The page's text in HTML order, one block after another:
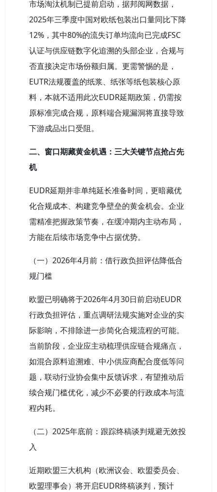
市场淘汰机制已提前启动，据邦阅网数据，
2025年三季度中国对欧纸包装出口量同比下降
12%，其中80%的流失订单均流向已完成FSC
认证与供应链数字化追溯的头部企业，合规与
否直接决定市场份额归属。更需警惕的是，
EUTR法规覆盖的纸浆、纸张等纸包装核心原
料，本就不适用此次EUDR延期政策，仍需按
原标准完成合规，原料端合规漏洞将直接导致
下游成品出口受阻。
二、窗口期藏黄金机遇：三大关键节点抢占先
机
EUDR延期并非单纯延长准备时间，更暗藏优
化合规成本、构建竞争壁垒的黄金机会。企业
需精准把握政策节奏，在缓冲期内主动布局，
方能在后续市场竞争中占据优势。
（一）2026年4月前：借行政负担评估降低合
规门槛
欧盟已明确将于2026年4月30日前启动EUDR
行政负担评估，重点调研法规实施对企业的实
际影响，不排除进一步简化合规流程的可能。
当前阶段，企业应主动梳理供应链合规痛点，
如混合原料追溯难、中小供应商配合度低等问
题，联动行业协会集中反馈诉求，有望推动后
续合规门槛优化，减少不必要的行政成本与流
程内耗。
（二）2025年底前：跟踪终稿谈判规避无效投
入
近期欧盟三大机构（欧洲议会、欧盟委员会、
欧盟理事会）将开启EUDR终稿谈判，预计